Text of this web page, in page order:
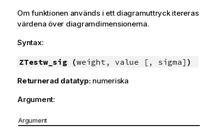
Om funktionen används i ett diagramuttryck itereras
värdena över diagramdimensionerna.
Syntax:
ZTestw_sig (weight, value [, sigma] )
Returnerad datatyp: numeriska
Argument:
Argument